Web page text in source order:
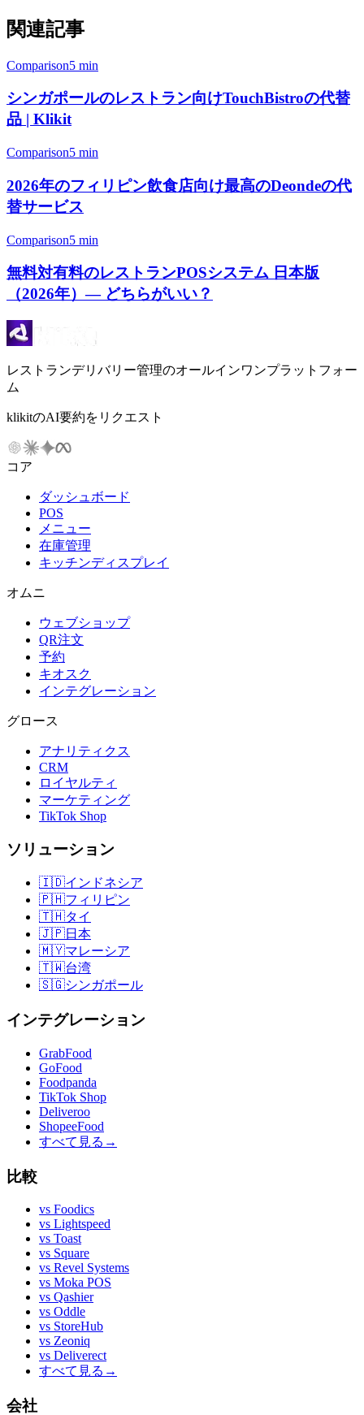
関連記事
Comparison5 min
シンガポールのレストラン向けTouchBistroの代替
品 | Klikit
Comparison5 min
2026年のフィリピン飲食店向け最高のDeondeの代
替サービス
Comparison5 min
無料対有料のレストランPOSシステム 日本版
（2026年）— どちらがいい？
レストランデリバリー管理のオールインワンプラットフォー
ム
klikitのAI要約をリクエスト
コア
ダッシュボード
POS
メニュー
在庫管理
キッチンディスプレイ
オムニ
ウェブショップ
QR注文
予約
キオスク
インテグレーション
グロース
アナリティクス
CRM
ロイヤルティ
マーケティング
TikTok Shop
ソリューション
🇮🇩インドネシア
🇵🇭フィリピン
🇹🇭タイ
🇯🇵日本
🇲🇾マレーシア
🇹🇼台湾
🇸🇬シンガポール
インテグレーション
GrabFood
GoFood
Foodpanda
TikTok Shop
Deliveroo
ShopeeFood
すべて見る →
比較
vs Foodics
vs Lightspeed
vs Toast
vs Square
vs Revel Systems
vs Moka POS
vs Qashier
vs Oddle
vs StoreHub
vs Zeoniq
vs Deliverect
すべて見る →
会社